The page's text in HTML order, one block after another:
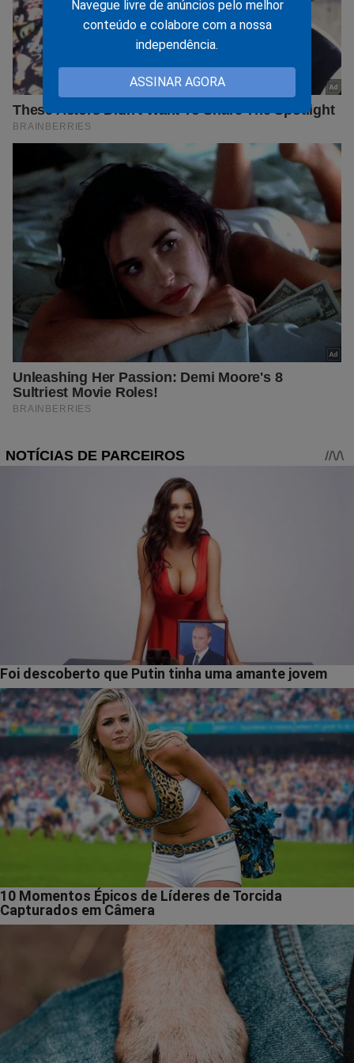
Navegue livre de anúncios pelo melhor
conteúdo e colabore com a nossa
independência.
ASSINAR AGORA